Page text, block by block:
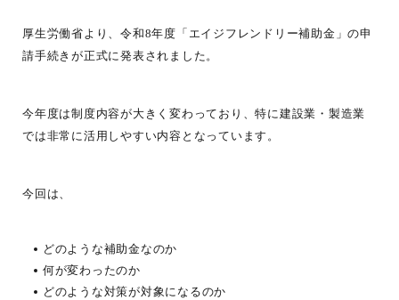
厚生労働省より、令和8年度「エイジフレンドリー補助金」の申
請手続きが正式に発表されました。
今年度は制度内容が大きく変わっており、特に建設業・製造業
では非常に活用しやすい内容となっています。
今回は、
どのような補助金なのか
何が変わったのか
どのような対策が対象になるのか